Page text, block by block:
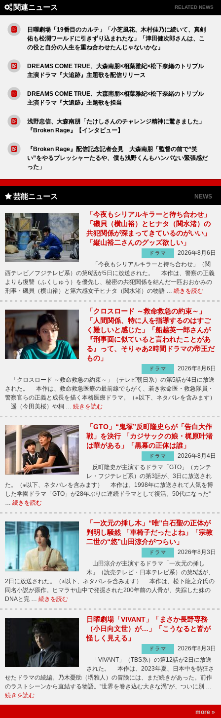
関連ニュース RELATED NEWS
日曜劇場「19番目のカルテ」「小芝風花、木村佳乃に続いて、真剣
佑も松潤ワールドに引きずり込まれたな」「津田健次郎さんは、こ
の役と自分の人生を重ね合わせたんじゃないかな」
DREAMS COME TRUE、大森南朋×相葉雅紀×松下奈緒のトリプル
主演ドラマ『大追跡』主題歌を配信リリース
DREAMS COME TRUE、大森南朋×相葉雅紀×松下奈緒のトリプル
主演ドラマ『大追跡』主題歌を担当
浅野忠信、大森南朋「たけしさんのチャレンジ精神に驚きました」
『Broken Rage』【インタビュー】
『Broken Rage』配信記念記者会見 大森南朋「監督の前で”笑
い”をやるプレッシャーたるや、僕も浅野くんもハンパない緊張感だ
った」
芸能ニュース NEWS
「今夜もシリアルキラーと待ち合わせ」
「磯貝（横山裕）とヒナタ（関水渚）の
共犯関係が深まってきているのがいい」
「縦山裕二さんのグッズ欲しい」
ドラマ
2026年8月6日
「今夜もシリアルキラーと待ち合わせ」（関
西テレビ／フジテレビ系）の第6話が5日に放送された。 本作は、警察の正義
よりも復讐（ふくしゅう）を優先し、秘密の共犯関係を結んだ一匹おおかみの
刑事・磯貝（横山裕）と第六感女子ヒナタ（関水渚）の物語 … 続きを読む
「クロスロード ～救命救急の約束～」
「人間関係、特に人を指導するのはすご
く難しいと感じた」「船越英一郎さんが
『刑事面に似ていると言われたことがあ
る』って、そりゃあ2時間ドラマの帝王だ
もの」
ドラマ
2026年8月6日
「クロスロード ～救命救急の約束～」（テレビ朝日系）の第5話が4日に放送
された。 本作は、救命救急医療の最前線でもがく、若き救命医・救急隊員・
警察官らの正義と成長を描く本格医療ドラマ。（※以下、ネタバレを含みます）
遥（今田美桜）や桐 … 続きを読む
「GTO」“鬼塚”反町隆史らが「告白大作
戦」を決行 「カジサックの娘・梶原叶渚
は華がある」「黒幕の正体は誰」
ドラマ
2026年8月4日
反町隆史が主演するドラマ「GTO」（カンテ
レ・フジテレビ系）の第3話が、3日に放送され
た。（※以下、ネタバレを含みます） 本作は、1998年に放送されて人気を博
した学園ドラマ「GTO」が28年ぶりに連続ドラマとして復活。50代になった“
続きを読む
「一次元の挿し木」“唯”白石聖の正体が
判明し騒然 「車椅子だったよね」「宗教
二世の“悠”山田涼介がつらい」
ドラマ
2026年8月3日
山田涼介が主演するドラマ「一次元の挿し
木」（読売テレビ・日本テレビ系）の第5話が、
2日に放送された。（※以下、ネタバレを含みます） 本作は、松下龍之介氏の
同名小説が原作。ヒマラヤ山中で発掘された200年前の人骨が、失踪した妹の
DNAと完 … 続きを読む
日曜劇場「VIVANT」「まさか長野専務
（小日向文世）が…」「こうなると皆が
怪しく見える」
ドラマ
2026年8月3日
「VIVANT」（TBS系）の第12話が2日に放送
された。 本作は、2023年夏、日本中を熱狂さ
せたドラマの続編。乃木憂助（堺雅人）の冒険には、まだ続きがあった。前作
のラストシーンから直結する物語。“世界を巻き込む大きな渦”が、ついに別 …
続きを読む
more »